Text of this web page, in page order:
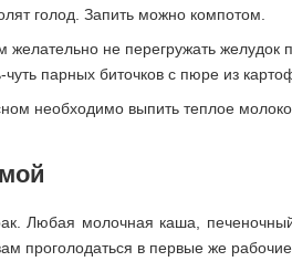
голод. Запить можно компотом.
желательно не перегружать желудок
чуть парных биточков с пюре из
необходимо выпить теплое
Любая молочная каша,
проголодаться в первые же